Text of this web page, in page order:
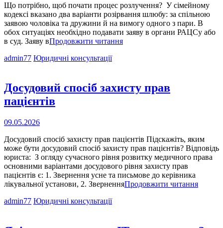
Що потрібно, щоб почати процес розлучення? У сімейному
кодексі вказано два варіанти розірвання шлюбу: за спільною
заявою чоловіка та дружини й на вимогу одного з пари. В
обох ситуаціях необхідно подавати заяву в органи РАЦСу або
в суд. Заяву вПродовжити читанняЩо
розлучення?
admin77 Cat
Юридичні консультації
Досудовий спосіб захисту прав
пацієнтів
Опубліковано
09.05.2026
Досудовий спосіб захисту прав пацієнтів Підскажіть, яким
може бути досудовий спосіб захисту прав пацієнтів? Відповідь
юриста: З огляду сучасного рівня розвитку медичного права
основними варіантами досудового рівня захисту прав
пацієнтів є: 1. Звернення усне та письмове до керівника
лікувальної установи, 2. ЗверненняПродовжити читання
admin77 Cat
Юридичні консультації